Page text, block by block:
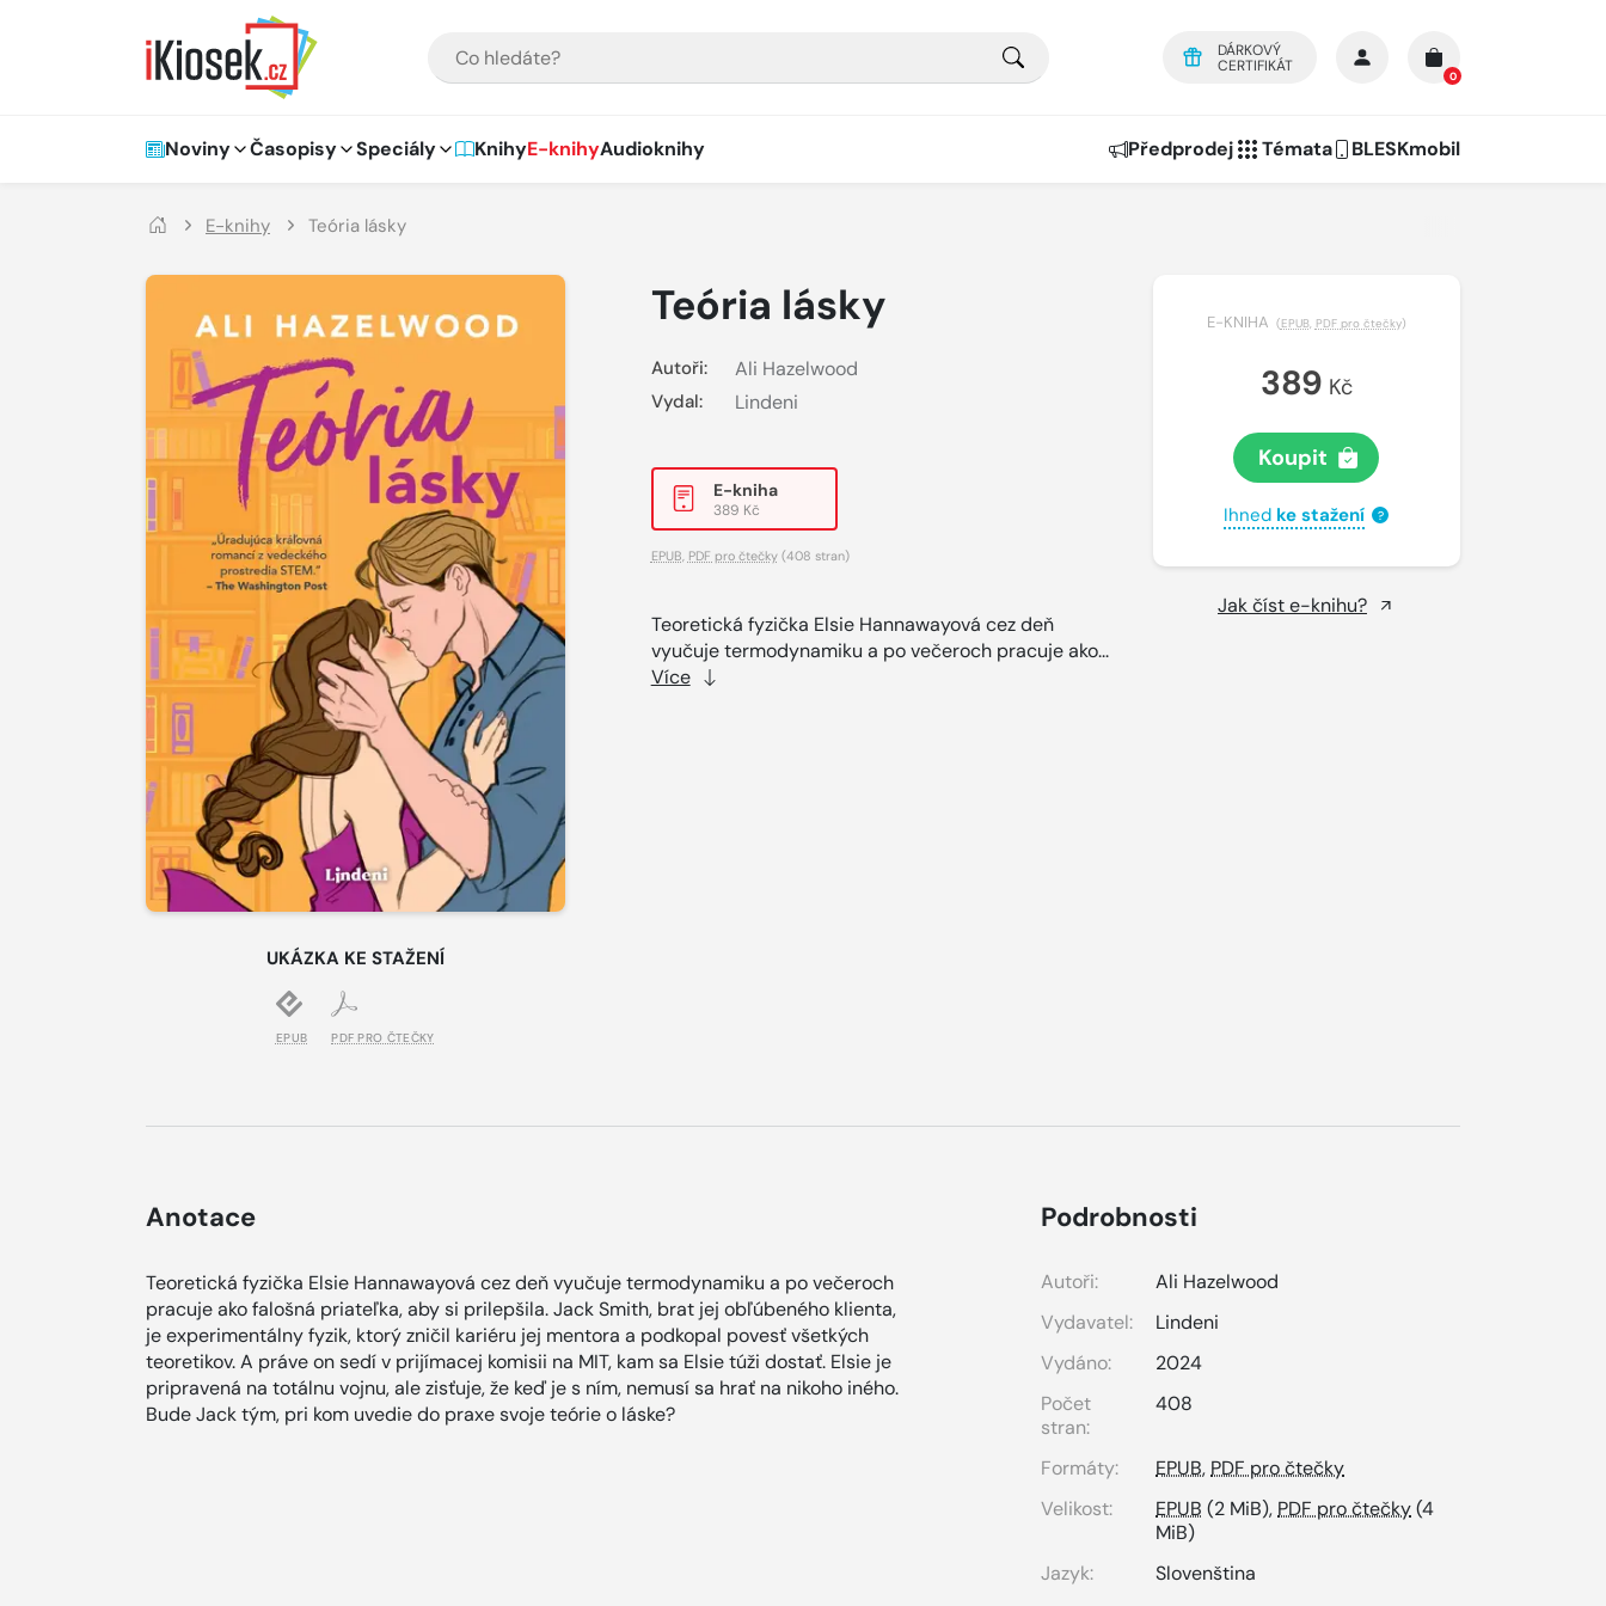
DÁRKOVÝ
CERTIFIKÁT
0
Hlavní navigace
Noviny Časopisy Speciály KnihyE-knihyAudioknihy Předprodej Témata BLESKmobil
E-knihy Teória lásky
UKÁZKA KE STAŽENÍ
EPUB PDF PRO ČTEČKY
Teória lásky
Autoři: Ali Hazelwood
Vydal: Lindeni
E-kniha
389 Kč
EPUB PDF pro čtečky(408 stran)
Teoretická fyzička Elsie Hannawayová cez deň
vyučuje termodynamiku a po večeroch pracuje ako...
Více
E-KNIHA (EPUB, PDF pro čtečky)
389 Kč
Koupit
Ihned ke stažení ?
Jak číst e-knihu?
Anotace
Teoretická fyzička Elsie Hannawayová cez deň vyučuje termodynamiku a po večeroch
pracuje ako falošná priateľka, aby si prilepšila. Jack Smith, brat jej obľúbeného klienta,
je experimentálny fyzik, ktorý zničil kariéru jej mentora a podkopal povesť všetkých
teoretikov. A práve on sedí v prijímacej komisii na MIT, kam sa Elsie túži dostať. Elsie je
pripravená na totálnu vojnu, ale zisťuje, že keď je s ním, nemusí sa hrať na nikoho iného.
Bude Jack tým, pri kom uvedie do praxe svoje teórie o láske?
Podrobnosti
Autoři:
Ali Hazelwood
Vydavatel:
Lindeni
Vydáno:
2024
Počet
stran:
408
Formáty: EPUB,PDF pro čtečky
Velikost:
EPUB (2 MiB),PDF pro čtečky(4
MiB)
Jazyk:
Slovenština